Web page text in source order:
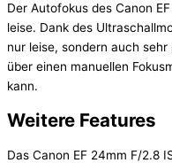
Der Autofokus des Canon
leise. Dank des
nur leise, sondern auch
über einen manuellen
kann.
Weitere Features
Das Canon EF 24mm F/2.8